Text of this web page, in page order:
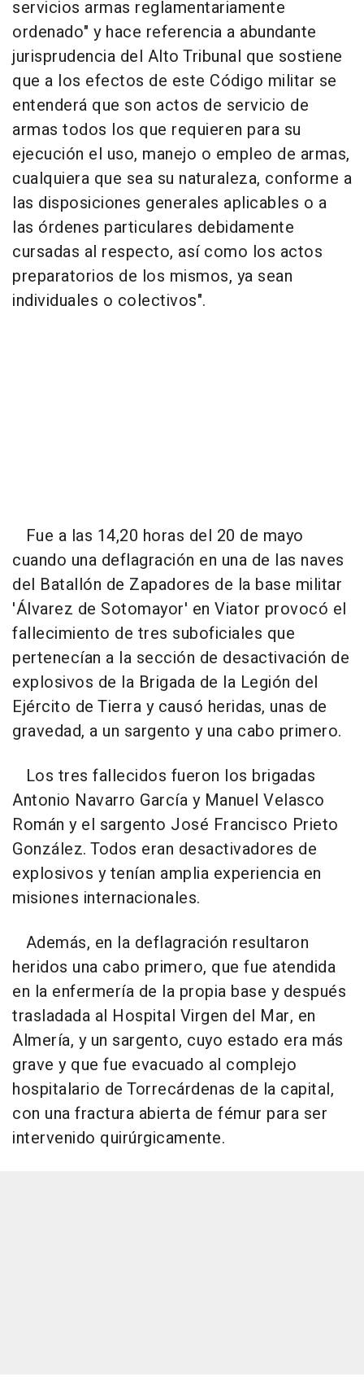
servicios armas reglamentariamente
ordenado" y hace referencia a abundante
jurisprudencia del Alto Tribunal que sostiene
que a los efectos de este Código militar se
entenderá que son actos de servicio de
armas todos los que requieren para su
ejecución el uso, manejo o empleo de armas,
cualquiera que sea su naturaleza, conforme a
las disposiciones generales aplicables o a
las órdenes particulares debidamente
cursadas al respecto, así como los actos
preparatorios de los mismos, ya sean
individuales o colectivos".
Fue a las 14,20 horas del 20 de mayo
cuando una deflagración en una de las naves
del Batallón de Zapadores de la base militar
'Álvarez de Sotomayor' en Viator provocó el
fallecimiento de tres suboficiales que
pertenecían a la sección de desactivación de
explosivos de la Brigada de la Legión del
Ejército de Tierra y causó heridas, unas de
gravedad, a un sargento y una cabo primero.
Los tres fallecidos fueron los brigadas
Antonio Navarro García y Manuel Velasco
Román y el sargento José Francisco Prieto
González. Todos eran desactivadores de
explosivos y tenían amplia experiencia en
misiones internacionales.
Además, en la deflagración resultaron
heridos una cabo primero, que fue atendida
en la enfermería de la propia base y después
trasladada al Hospital Virgen del Mar, en
Almería, y un sargento, cuyo estado era más
grave y que fue evacuado al complejo
hospitalario de Torrecárdenas de la capital,
con una fractura abierta de fémur para ser
intervenido quirúrgicamente.